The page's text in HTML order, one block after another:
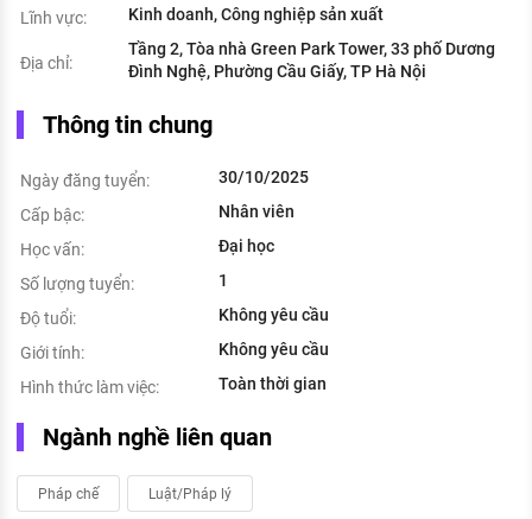
Lĩnh vực: Kinh doanh, Công nghiệp sản xuất
Địa chỉ:
Tầng 2, Tòa nhà Green Park Tower, 33 phố Dương
Đình Nghệ, Phường Cầu Giấy, TP Hà Nội
Thông tin chung
Ngày đăng tuyển:
30/10/2025
Cấp bậc:
Nhân viên
Học vấn:
Đại học
Số lượng tuyển:
1
Độ tuổi:
Không yêu cầu
Giới tính:
Không yêu cầu
Hình thức làm việc:
Toàn thời gian
Ngành nghề liên quan
Pháp chế Luật/Pháp lý